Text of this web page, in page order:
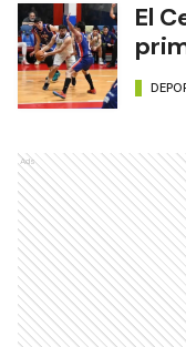
El
Ads